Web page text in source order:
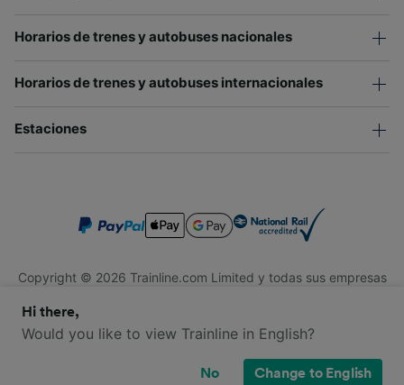
Horarios de trenes y autobuses nacionales
Horarios de trenes y autobuses internacionales
Estaciones
Copyright © 2026 Trainline.com Limited y todas sus empresas
Trainline.com Limited está registrada en Inglaterra y Gales.
Compañía No. 3846791. Dirección: 1 Stonecutter St, Londres
Hi there,
Would you like to view Trainline in English?
No Change to English